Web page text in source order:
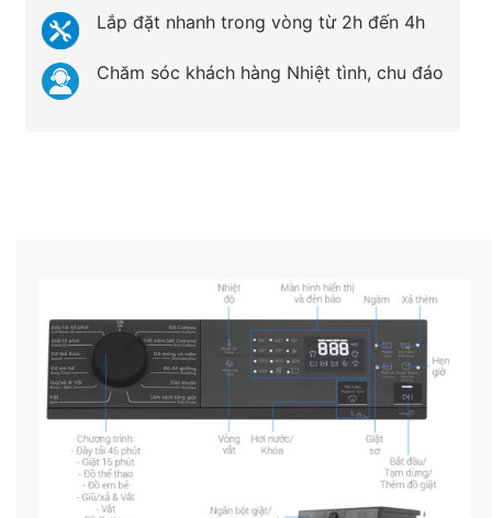
Lắp đặt nhanh trong vòng từ 2h đến 4h
Chăm sóc khách hàng Nhiệt tình, chu đáo